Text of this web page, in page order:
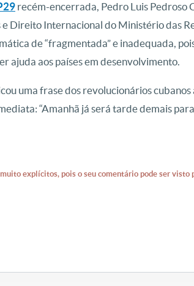
recém-encerrada, Pedro Luis Pedroso
Direito Internacional do Ministério das
de “fragmentada” e inadequada,
ajuda aos países em desenvolvimento.
uma frase dos revolucionários
“Amanhã já será tarde demais
explícitos, pois o seu comentário pode ser visto